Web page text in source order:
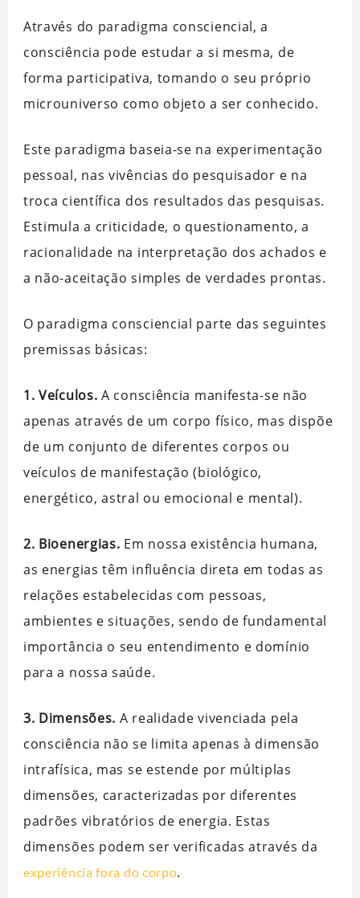
Através do paradigma consciencial, a
consciência pode estudar a si mesma, de
forma participativa, tomando o seu próprio
microuniverso como objeto a ser conhecido.
Este paradigma baseia-se na experimentação
pessoal, nas vivências do pesquisador e na
troca científica dos resultados das pesquisas.
Estimula a criticidade, o questionamento, a
racionalidade na interpretação dos achados e
a não-aceitação simples de verdades prontas.
O paradigma consciencial parte das seguintes
premissas básicas:
1. Veículos. A consciência manifesta-se não
apenas através de um corpo físico, mas dispõe
de um conjunto de diferentes corpos ou
veículos de manifestação (biológico,
energético, astral ou emocional e mental).
2. Bioenergias. Em nossa existência humana,
as energias têm influência direta em todas as
relações estabelecidas com pessoas,
ambientes e situações, sendo de fundamental
importância o seu entendimento e domínio
para a nossa saúde.
3. Dimensões. A realidade vivenciada pela
consciência não se limita apenas à dimensão
intrafísica, mas se estende por múltiplas
dimensões, caracterizadas por diferentes
padrões vibratórios de energia. Estas
dimensões podem ser verificadas através da
experiência fora do corpo.